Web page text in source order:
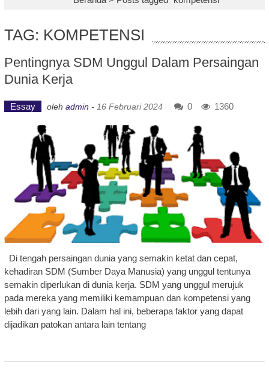
TAG: KOMPETENSI
Pentingnya SDM Unggul Dalam Persaingan
Dunia Kerja
Essay oleh admin - 16 Februari 2024 0 1360
Di tengah persaingan dunia yang semakin ketat dan cepat,
kehadiran SDM (Sumber Daya Manusia) yang unggul tentunya
semakin diperlukan di dunia kerja. SDM yang unggul merujuk
pada mereka yang memiliki kemampuan dan kompetensi yang
lebih dari yang lain. Dalam hal ini, beberapa faktor yang dapat
dijadikan patokan antara lain tentang